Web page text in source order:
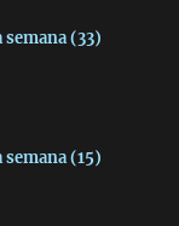
(33)
(15)